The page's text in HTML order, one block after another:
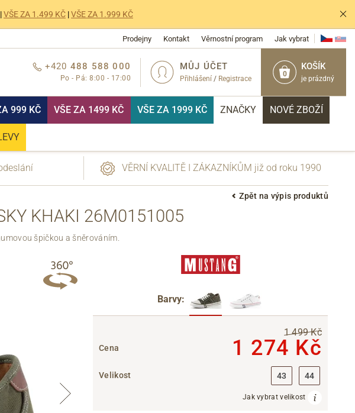
|VŠE ZA 1.499 KČ |VŠE ZA 1.999 KČ
Prodejny Kontakt Věrnostní program Jak vybrat
0
KOŠÍK
je prázdný
MŮJ ÚČET
Přihlášení / Registrace
+420 488 588 000
Po - Pá: 8:00 - 17:00
999 KČ VŠE ZA 1499 KČ VŠE ZA 1999 KČ ZNAČKY NOVÉ ZBOŽÍ
VĚRNÍ KVALITĚ I ZÁKAZNÍKŮM již od roku 1990
Zpět na výpis produktů
KHAKI 26M0151005
špičkou a šněrováním.
Barvy:
Cena
1 499 Kč
1 274 Kč
Velikost 43 44
Jak vybrat velikost